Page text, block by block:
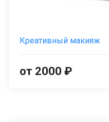
Креативный макияж
от 2000 ₽